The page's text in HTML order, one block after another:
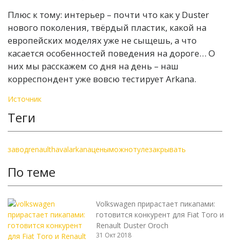
Плюс к тому: интерьер – почти что как у Duster
нового поколения, твёрдый пластик, какой на
европейских моделях уже не сыщешь, а что
касается особенностей поведения на дороге… О
них мы расскажем со дня на день – наш
корреспондент уже вовсю тестирует Arkana.
Источник
Теги
заводrenaulthavalarkanaценыможнотулезакрывать
По теме
Volkswagen прирастает пикапами:
готовится конкурент для Fiat Toro и
Renault Duster Oroch
31 Окт 2018